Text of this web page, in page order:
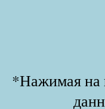
*Нажимая на